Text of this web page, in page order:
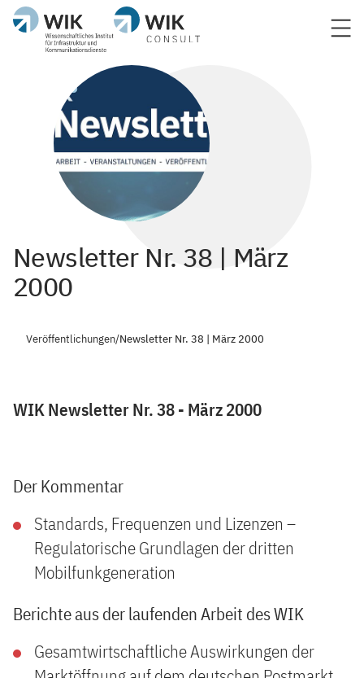
Newsletter Nr. 38 | März
2000
Veröffentlichungen/Newsletter Nr. 38 | März 2000
WIK Newsletter Nr. 38 - März 2000
Der Kommentar
Standards, Frequenzen und Lizenzen –
Regulatorische Grundlagen der dritten
Mobilfunkgeneration
Berichte aus der laufenden Arbeit des WIK
Gesamtwirtschaftliche Auswirkungen der